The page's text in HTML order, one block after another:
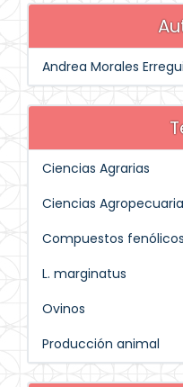
Andrea Morales
Ciencias Agrarias
Ciencias
Compuestos fenólicos
L. marginatus
Ovinos
Producción animal